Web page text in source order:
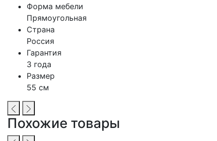
Форма мебели
Прямоугольная
Страна
Россия
Гарантия
3 года
Размер
55 см
Похожие товары